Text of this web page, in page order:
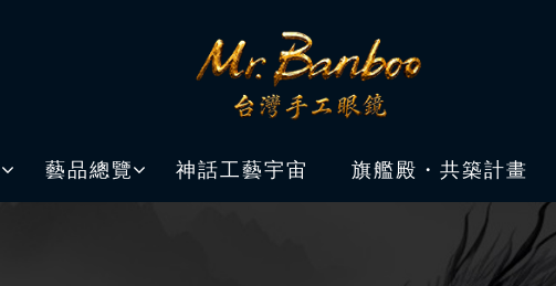
藝品總覽 神話工藝宇宙 旗艦殿・共築計畫